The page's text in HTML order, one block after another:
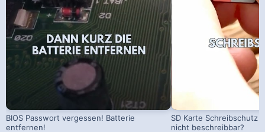
BIOS Passwort vergessen! Batterie
entfernen!
SD Karte Schreibschutz
nicht beschreibbar?